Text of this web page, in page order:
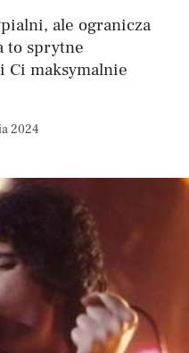
ale ogranicza
to sprytne
Ci maksymalnie
2024